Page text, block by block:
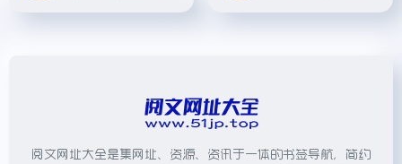
阅文网址大全是集网址、资源、资讯于一体的书签导航，简约